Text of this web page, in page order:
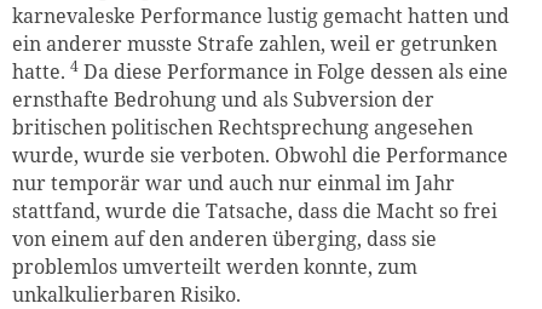
karnevaleske Performance lustig gemacht hatten und
ein anderer musste Strafe zahlen, weil er getrunken
hatte. 4 Da diese Performance in Folge dessen als eine
ernsthafte Bedrohung und als Subversion der
britischen politischen Rechtsprechung angesehen
wurde, wurde sie verboten. Obwohl die Performance
nur temporär war und auch nur einmal im Jahr
stattfand, wurde die Tatsache, dass die Macht so frei
von einem auf den anderen überging, dass sie
problemlos umverteilt werden konnte, zum
unkalkulierbaren Risiko.